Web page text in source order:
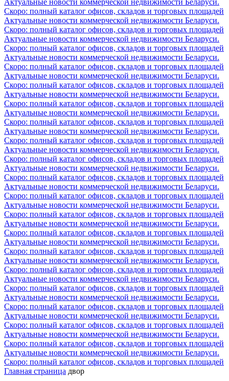
Скоро: полный каталог офисов, складов и торговых площадей
Актуальные новости коммерческой недвижимости Беларуси.
Скоро: полный каталог офисов, складов и торговых площадей
Актуальные новости коммерческой недвижимости Беларуси.
Скоро: полный каталог офисов, складов и торговых площадей
Актуальные новости коммерческой недвижимости Беларуси.
Скоро: полный каталог офисов, складов и торговых площадей
Актуальные новости коммерческой недвижимости Беларуси.
Скоро: полный каталог офисов, складов и торговых площадей
Актуальные новости коммерческой недвижимости Беларуси.
Скоро: полный каталог офисов, складов и торговых площадей
Актуальные новости коммерческой недвижимости Беларуси.
Скоро: полный каталог офисов, складов и торговых площадей
Актуальные новости коммерческой недвижимости Беларуси.
Скоро: полный каталог офисов, складов и торговых площадей
Актуальные новости коммерческой недвижимости Беларуси.
Скоро: полный каталог офисов, складов и торговых площадей
Актуальные новости коммерческой недвижимости Беларуси.
Скоро: полный каталог офисов, складов и торговых площадей
Актуальные новости коммерческой недвижимости Беларуси.
Скоро: полный каталог офисов, складов и торговых площадей
Актуальные новости коммерческой недвижимости Беларуси.
Скоро: полный каталог офисов, складов и торговых площадей
Актуальные новости коммерческой недвижимости Беларуси.
Скоро: полный каталог офисов, складов и торговых площадей
Актуальные новости коммерческой недвижимости Беларуси.
Скоро: полный каталог офисов, складов и торговых площадей
Актуальные новости коммерческой недвижимости Беларуси.
Скоро: полный каталог офисов, складов и торговых площадей
Актуальные новости коммерческой недвижимости Беларуси.
Скоро: полный каталог офисов, складов и торговых площадей
Актуальные новости коммерческой недвижимости Беларуси.
Скоро: полный каталог офисов, складов и торговых площадей
Актуальные новости коммерческой недвижимости Беларуси.
Скоро: полный каталог офисов, складов и торговых площадей
Актуальные новости коммерческой недвижимости Беларуси.
Скоро: полный каталог офисов, складов и торговых площадей
Актуальные новости коммерческой недвижимости Беларуси.
Скоро: полный каталог офисов, складов и торговых площадей
Главная страница двор